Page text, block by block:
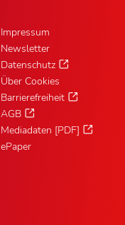
Impressum
Newsletter
Datenschutz
Über Cookies
Barrierefreiheit
AGB
Mediadaten [PDF]
ePaper